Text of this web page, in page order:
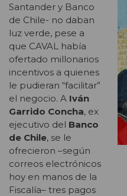
Santander y Banco
de Chile- no daban
luz verde, pese a
que CAVAL había
ofertado millonarios
incentivos a quienes
le pudieran “facilitar”
el negocio. A Iván
Garrido Concha, ex
ejecutivo del Banco
de Chile, se le
ofrecieron –según
correos electrónicos
hoy en manos de la
Fiscalía– tres pagos